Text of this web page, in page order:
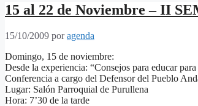
15 al 22 de Noviembre – II
15/10/2009 poragenda
Domingo, 15 de noviembre:
Desde la experiencia: “Consejos para educar
Conferencia a cargo del Defensor del Pueblo
Lugar: Salón Parroquial de Purullena
Hora: 7’30 de la tarde